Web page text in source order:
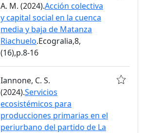
A. M. (2024).Acción colectiva
y capital social en la cuenca
media y baja de Matanza
Riachuelo.Ecogralia,8,
(16),p.8-16
Iannone, C. S.
(2024).Servicios
ecosistémicos para
producciones primarias en el
periurbano del partido de La